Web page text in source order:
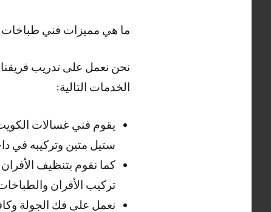
ما هي مميزات فني
نحن نعمل على تدريب
الخدمات التالية:
يقوم فني غسالات
ستيل متين وتركيبه في
كما نقوم بتنظيف
تركيب الأفران
نعمل على فك الجولة